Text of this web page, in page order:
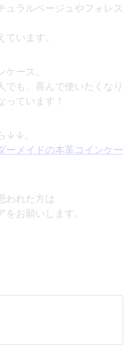
ュラルベージュやフォレス
います。
ース。
でも、喜んで使いたくなり
っています！
↓↓。
ーメイドの本革コインケー
われた方は
お願いします。